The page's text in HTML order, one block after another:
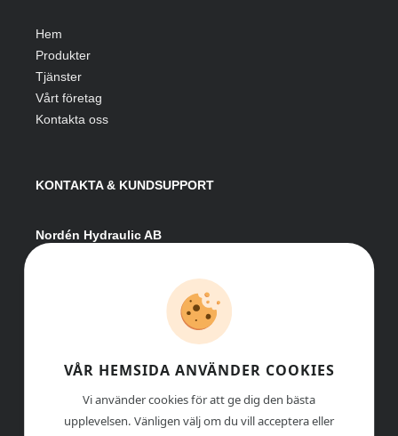
Hem
Produkter
Tjänster
Vårt företag
Kontakta oss
KONTAKTA & KUNDSUPPORT
Nordén Hydraulic AB
info@nordenhydraulic.se
Org-nr: 556531-8424
VÅR HEMSIDA ANVÄNDER COOKIES
Vi använder cookies för att ge dig den bästa
upplevelsen. Vänligen välj om du vill acceptera eller